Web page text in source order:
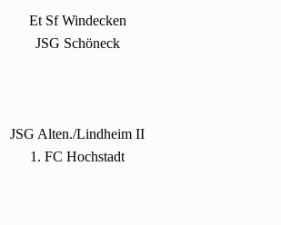
Et Sf Windecken
JSG Schöneck
JSG Alten./Lindheim II
1. FC Hochstadt